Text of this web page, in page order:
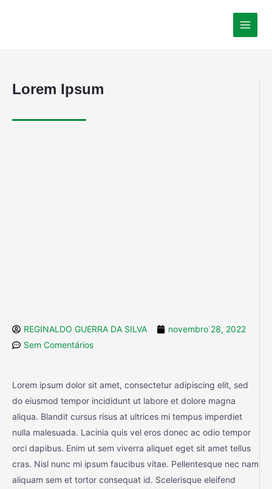
Lorem Ipsum
REGINALDO GUERRA DA SILVA
novembro 28, 2022
Sem Comentários
Lorem ipsum dolor sit amet, consectetur adipiscing elit, sed
do eiusmod tempor incididunt ut labore et dolore magna
aliqua. Blandit cursus risus at ultrices mi tempus imperdiet
nulla malesuada. Lacinia quis vel eros donec ac odio tempor
orci dapibus. Enim ut sem viverra aliquet eget sit amet tellus
cras. Nisl nunc mi ipsum faucibus vitae. Pellentesque nec nam
aliquam sem et tortor consequat id. Scelerisque eleifend